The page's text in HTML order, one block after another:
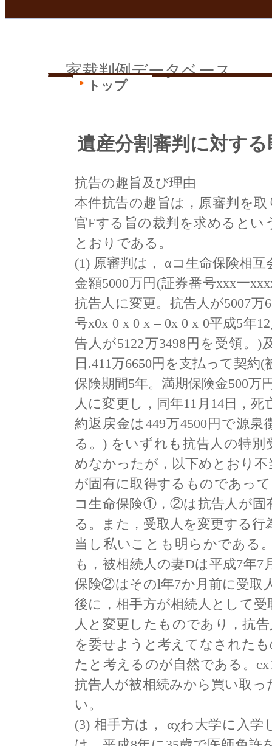
遺産分割審判に対す
抗告の趣旨及び理由
本件抗告の趣旨は，原審判を
官Fする旨の裁判を求めるとい
とおりである。
(1) 原審判は， αコ生命保険相
金額5000万円(証券番号xxx一
抗告人に変更。抗告人が5007
号x0x 0 x 0 x – 0x 0 x 0平成5年
告人が5122万3498円を受領。
日.411万6650円を支払って契約
保険期間5年。満期保険金500万
人に変更し，同年11月14日，
約返戻金は449万4500円で源
る。) をいずれも抗告人の特
めなかったが，以下めとおり
が固有に取得するものであっ
コ生命保険①，②は抗告人が固
る。また，受取人を変更する行
当し私いことも明らかである
も，被相続人の妻Dは平成7年
保険②はそのl年7か月前に受取
後に，相手方が相続人として
人と変更したものであり，抗
を委せようと考えてなされた
たと考えるのが自然である。
抗告人が被相続みから買い取
い。
(3) 相手方は， αχわ大学に入
家裁判例データベース
トップ